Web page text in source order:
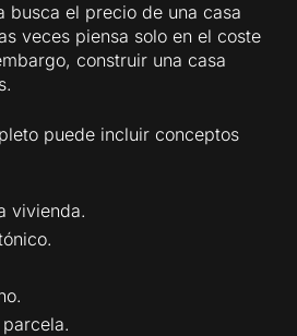
busca el precio de una casa
veces piensa solo en el coste
construir una casa
puede incluir conceptos
vivienda.